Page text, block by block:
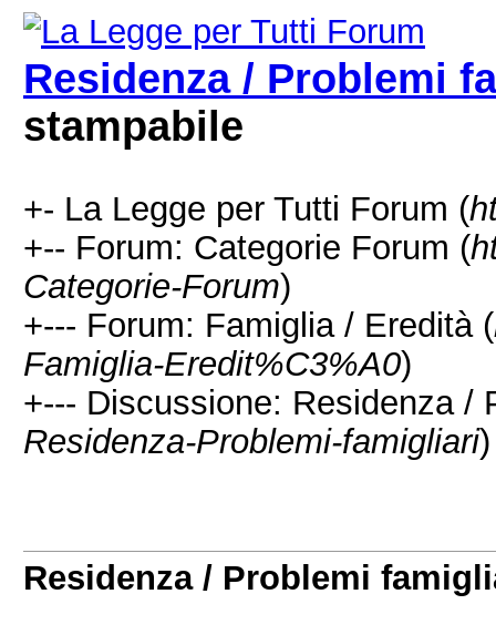
Residenza / Problemi
stampabile
+- La Legge per Tutti Forum (
+-- Forum: Categorie Forum (
Categorie-Forum)
+--- Forum: Famiglia / Eredità (
Famiglia-Eredit%C3%A0)
+--- Discussione: Residenza /
Residenza-Problemi-famigliari)
Residenza / Problemi